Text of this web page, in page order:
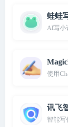
蛙蛙
AI写小
使用
讯飞
智能写